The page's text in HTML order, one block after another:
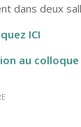
dans deux
ICI
au colloque